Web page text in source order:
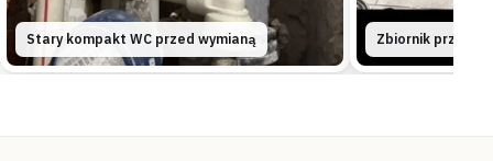
Opanowane W godzinę
Stary kompakt WC przed wymianą Zbiornik